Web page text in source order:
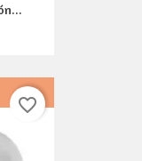
favorite_border